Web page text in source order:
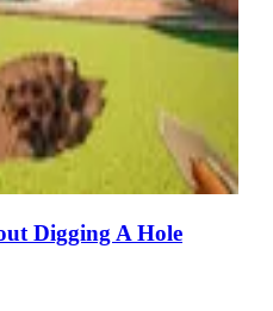
Digging A Hole